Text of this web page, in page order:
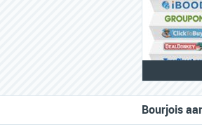
Bourjois